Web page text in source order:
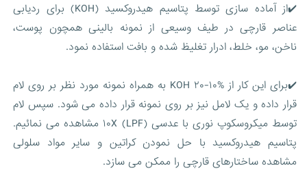
✔️از آماده سازی توسط پتاسیم هیدروکسید (KOH) برای ردیابی
عناصر قارچی در طیف وسیعی از نمونه بالینی همچون پوست،
ناخن، مو، خلط، ادرار تغلیظ شده و بافت استفاده نمود.
✔️برای این کار از %۱۰-۲۰ KOH به همراه نمونه مورد نظر بر روی لام
قرار داده و یک لامل نیز بر روی نمونه قرار داده می شود. سپس لام
توسط میکروسکوپ نوری با عدسی ۱۰X (LPF) مشاهده می نمائیم.
پتاسیم هیدروکسید با حل نمودن کراتین و سایر مواد سلولی
مشاهده ساختارهای قارچی را ممکن می سازد.